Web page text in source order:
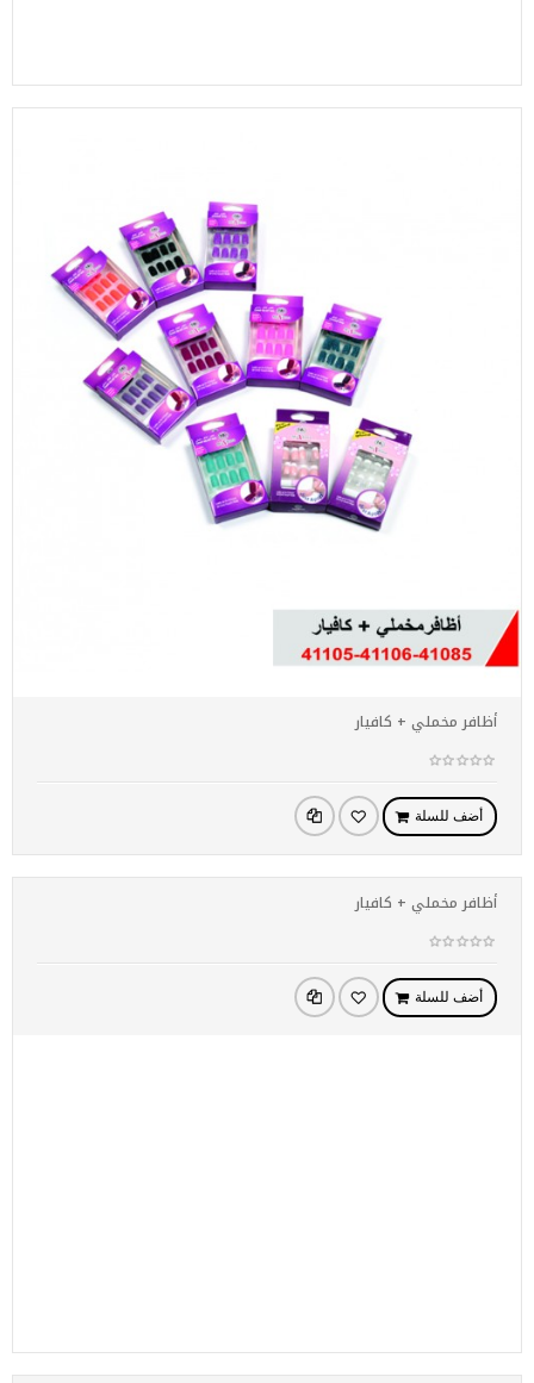
أظافر مخملي + كافيار
أضف للسلة
أظافر مخملي + كافيار
أضف للسلة